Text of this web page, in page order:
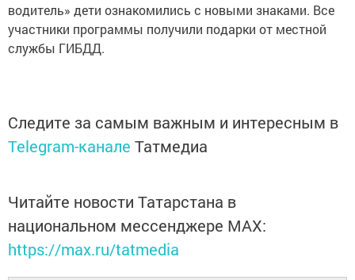
водитель» дети ознакомились с новыми знаками. Все
участники программы получили подарки от местной
службы ГИБДД.
Следите за самым важным и интересным в
Telegram-канале Татмедиа
Читайте новости Татарстана в
национальном мессенджере MАХ:
https://max.ru/tatmedia